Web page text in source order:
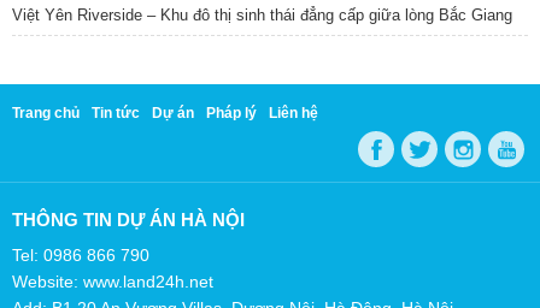
Việt Yên Riverside – Khu đô thị sinh thái đẳng cấp giữa lòng Bắc Giang
Trang chủ Tin tức Dự án Pháp lý Liên hệ
THÔNG TIN DỰ ÁN HÀ NỘI
Tel: 0986 866 790
Website: www.land24h.net